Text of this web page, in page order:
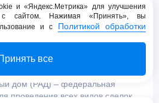
поддержка
дом (РАД) – федеральная
проведения всех видов сделок
и «Яндекс.Метрика» для улучшения
с сайтом. Нажимая «Принять», вы
и с Политикой обработки
все